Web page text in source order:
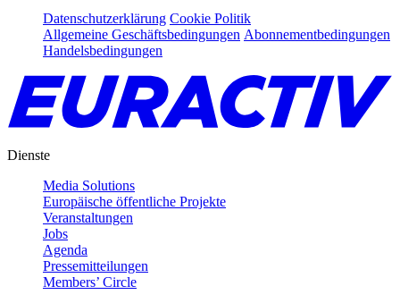
Datenschutzerklärung Cookie Politik
Allgemeine Geschäftsbedingungen Abonnementbedingungen
Handelsbedingungen
Dienste
Media Solutions
Europäische öffentliche Projekte
Veranstaltungen
Jobs
Agenda
Pressemitteilungen
Members’ Circle